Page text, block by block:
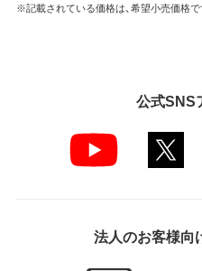
※記載されている価格は、希望小売価格で
公式SNS
法人のお客様向